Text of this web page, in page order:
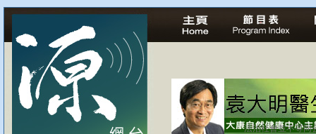
法治社會並不等同